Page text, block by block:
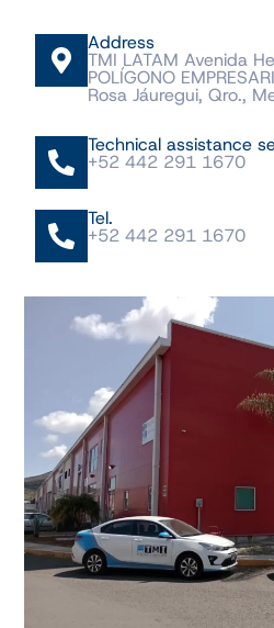
Address
TMI LATAM Avenida
POLÍGONO
Rosa Jáuregui, Qro.,
Technical assistance
+52 442 291 1670
Tel.
+52 442 291 1670